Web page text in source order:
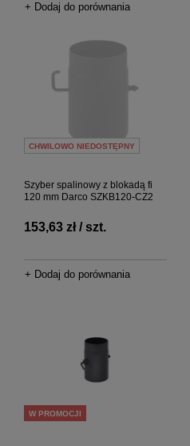
+ Dodaj do porównania
CHWILOWO NIEDOSTĘPNY
Szyber spalinowy z blokadą fi
120 mm Darco SZKB120-CZ2
153,63 zł / szt.
+ Dodaj do porównania
W PROMOCJI